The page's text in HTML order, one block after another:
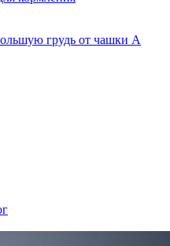
грудь от чашки А